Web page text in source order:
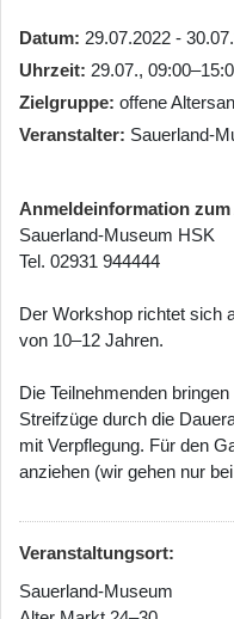
Datum 29.07.2022 -
Uhrzeit 29.07.,
Zielgruppe offene
Veranstalter Sauerland-
Anmeldeinformation
Sauerland-Museum HSK
Tel. 02931 944444
Der Workshop richtet sich
von 10–12 Jahren.
Die Teilnehmenden
Streifzüge durch die
mit Verpflegung. Für den
anziehen (wir gehen nur
Veranstaltungsort:
Sauerland-Museum